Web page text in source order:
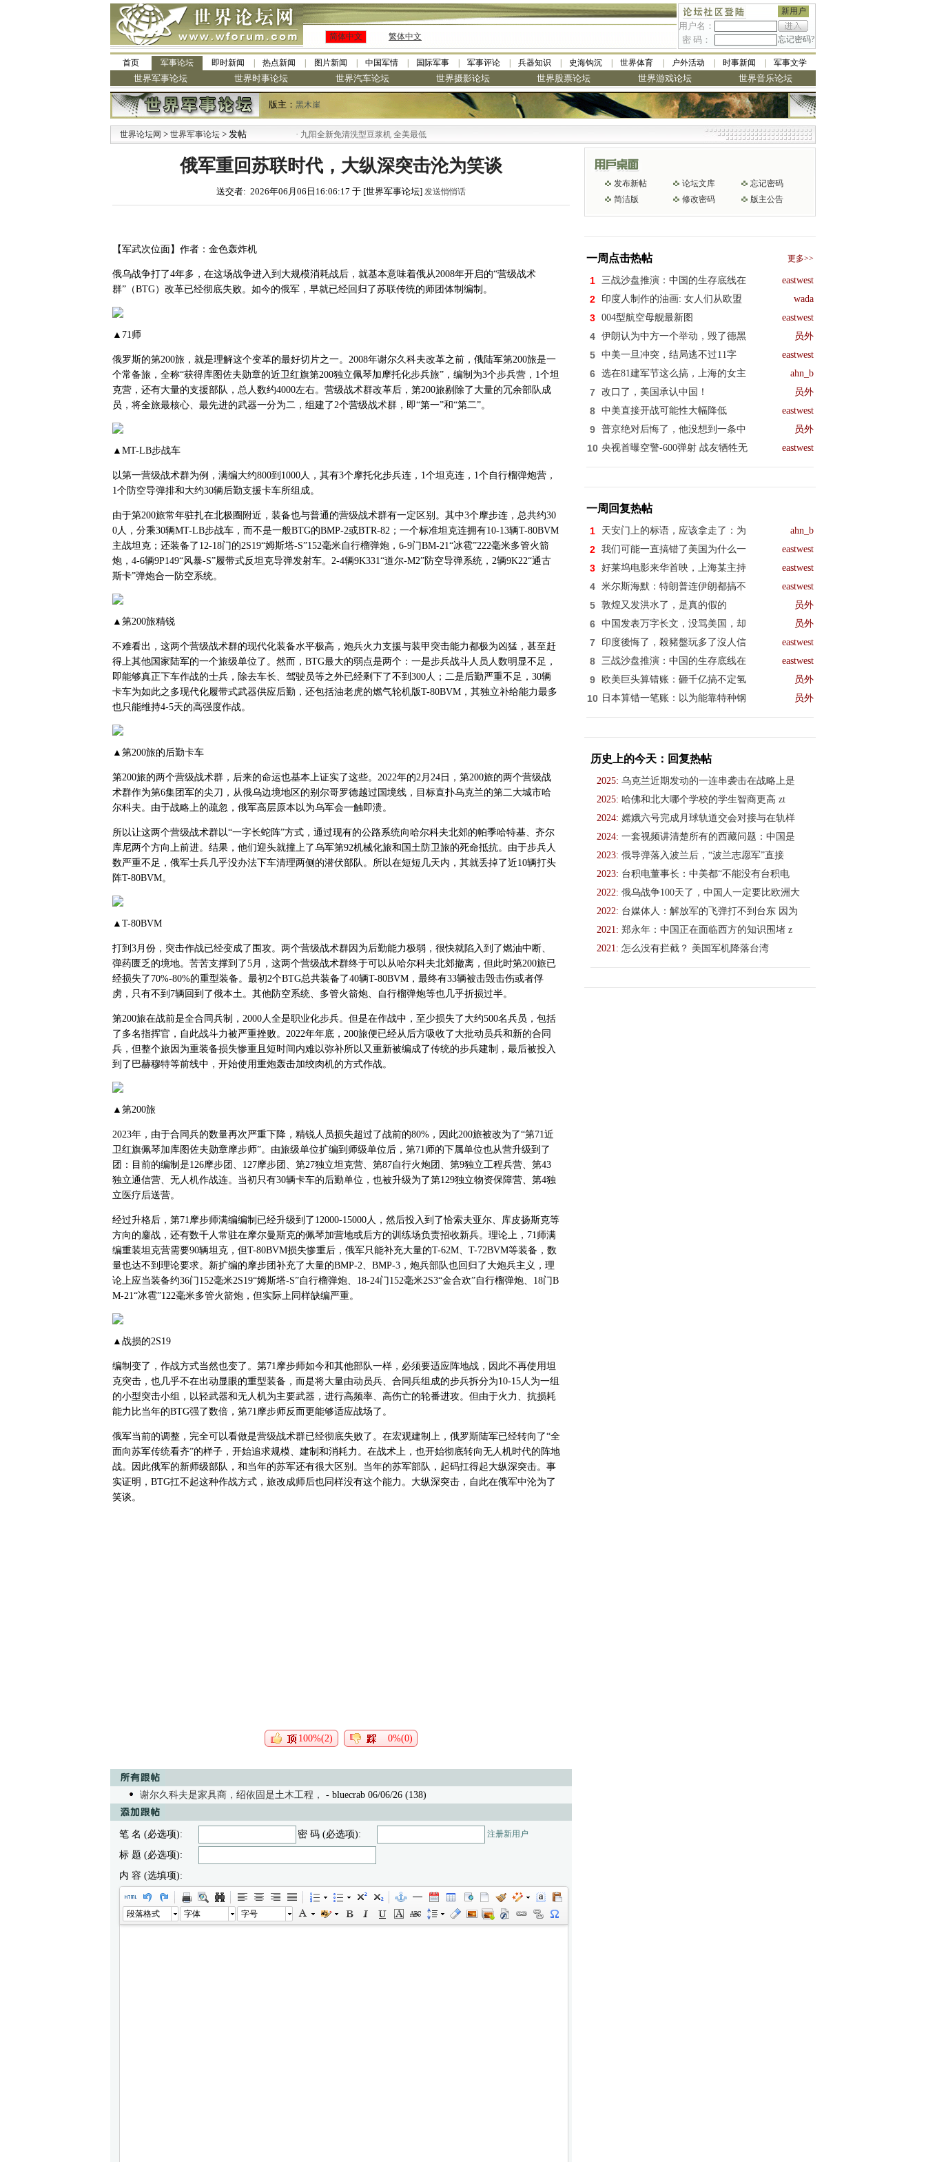
新用户
用户名：
密 码：
忘记密码?
简体中文 繁体中文
首页 军事论坛 即时新闻 热点新闻 图片新闻 中国军情 国际军事 军事评论 兵器知识 史海钩沉 世界体育 户外活动 时事新闻 军事文学
世界军事论坛 世界时事论坛 世界汽车论坛 世界摄影论坛 世界股票论坛 世界游戏论坛 世界音乐论坛
版主： 黑木崖
世界论坛网 > 世界军事论坛 > 发帖 九阳全新免清洗型豆浆机 全美最低
俄军重回苏联时代，大纵深突击沦为笑谈
送交者: 2026年06月06日16:06:17 于 [世界军事论坛] 发送悄悄话
【军武次位面】作者：金色轰炸机
俄乌战争打了4年多，在这场战争进入到大规模消耗战后，就基本意味着俄从2008年开启的“营级战术
群”（BTG）改革已经彻底失败。如今的俄军，早就已经回归了苏联传统的师团体制编制。
▲71师
俄罗斯的第200旅，就是理解这个变革的最好切片之一。2008年谢尔久科夫改革之前，俄陆军第200旅是一
个常备旅，全称“获得库图佐夫勋章的近卫红旗第200独立佩琴加摩托化步兵旅”，编制为3个步兵营，1个坦
克营，还有大量的支援部队，总人数约4000左右。营级战术群改革后，第200旅剔除了大量的冗余部队成
员，将全旅最核心、最先进的武器一分为二，组建了2个营级战术群，即“第一”和“第二”。
▲MT-LB步战车
以第一营级战术群为例，满编大约800到1000人，其有3个摩托化步兵连，1个坦克连，1个自行榴弹炮营，
1个防空导弹排和大约30辆后勤支援卡车所组成。
由于第200旅常年驻扎在北极圈附近，装备也与普通的营级战术群有一定区别。其中3个摩步连，总共约30
0人，分乘30辆MT-LB步战车，而不是一般BTG的BMP-2或BTR-82；一个标准坦克连拥有10-13辆T-80BVM
主战坦克；还装备了12-18门的2S19“姆斯塔-S”152毫米自行榴弹炮，6-9门BM-21“冰雹”222毫米多管火箭
炮，4-6辆9P149“风暴-S”履带式反坦克导弹发射车。2-4辆9K331“道尔-M2”防空导弹系统，2辆9K22“通古
斯卡”弹炮合一防空系统。
▲第200旅精锐
不难看出，这两个营级战术群的现代化装备水平极高，炮兵火力支援与装甲突击能力都极为凶猛，甚至赶
得上其他国家陆军的一个旅级单位了。然而，BTG最大的弱点是两个：一是步兵战斗人员人数明显不足，
即能够真正下车作战的士兵，除去车长、驾驶员等之外已经剩下了不到300人；二是后勤严重不足，30辆
卡车为如此之多现代化履带式武器供应后勤，还包括油老虎的燃气轮机版T-80BVM，其独立补给能力最多
也只能维持4-5天的高强度作战。
▲第200旅的后勤卡车
第200旅的两个营级战术群，后来的命运也基本上证实了这些。2022年的2月24日，第200旅的两个营级战
术群作为第6集团军的尖刀，从俄乌边境地区的别尔哥罗德越过国境线，目标直扑乌克兰的第二大城市哈
尔科夫。由于战略上的疏忽，俄军高层原本以为乌军会一触即溃。
所以让这两个营级战术群以“一字长蛇阵”方式，通过现有的公路系统向哈尔科夫北郊的帕季哈特基、齐尔
库尼两个方向上前进。结果，他们迎头就撞上了乌军第92机械化旅和国土防卫旅的死命抵抗。由于步兵人
数严重不足，俄军士兵几乎没办法下车清理两侧的潜伏部队。所以在短短几天内，其就丢掉了近10辆打头
阵T-80BVM。
▲T-80BVM
打到3月份，突击作战已经变成了围攻。两个营级战术群因为后勤能力极弱，很快就陷入到了燃油中断、
弹药匮乏的境地。苦苦支撑到了5月，这两个营级战术群终于可以从哈尔科夫北郊撤离，但此时第200旅已
经损失了70%-80%的重型装备。最初2个BTG总共装备了40辆T-80BVM，最终有33辆被击毁击伤或者俘
虏，只有不到7辆回到了俄本土。其他防空系统、多管火箭炮、自行榴弹炮等也几乎折损过半。
第200旅在战前是全合同兵制，2000人全是职业化步兵。但是在作战中，至少损失了大约500名兵员，包括
了多名指挥官，自此战斗力被严重挫败。2022年年底，200旅便已经从后方吸收了大批动员兵和新的合同
兵，但整个旅因为重装备损失惨重且短时间内难以弥补所以又重新被编成了传统的步兵建制，最后被投入
到了巴赫穆特等前线中，开始使用重炮轰击加绞肉机的方式作战。
▲第200旅
2023年，由于合同兵的数量再次严重下降，精锐人员损失超过了战前的80%，因此200旅被改为了“第71近
卫红旗佩琴加库图佐夫勋章摩步师”。由旅级单位扩编到师级单位后，第71师的下属单位也从营升级到了
团：目前的编制是126摩步团、127摩步团、第27独立坦克营、第87自行火炮团、第9独立工程兵营、第43
独立通信营、无人机作战连。当初只有30辆卡车的后勤单位，也被升级为了第129独立物资保障营、第4独
立医疗后送营。
经过升格后，第71摩步师满编编制已经升级到了12000-15000人，然后投入到了恰索夫亚尔、库皮扬斯克等
方向的鏖战，还有数千人常驻在摩尔曼斯克的佩琴加营地或后方的训练场负责招收新兵。理论上，71师满
编重装坦克营需要90辆坦克，但T-80BVM损失惨重后，俄军只能补充大量的T-62M、T-72BVM等装备，数
量也达不到理论要求。新扩编的摩步团补充了大量的BMP-2、BMP-3，炮兵部队也回归了大炮兵主义，理
论上应当装备约36门152毫米2S19“姆斯塔-S”自行榴弹炮、18-24门152毫米2S3“金合欢”自行榴弹炮、18门B
M-21“冰雹”122毫米多管火箭炮，但实际上同样缺编严重。
▲战损的2S19
编制变了，作战方式当然也变了。第71摩步师如今和其他部队一样，必须要适应阵地战，因此不再使用坦
克突击，也几乎不在出动显眼的重型装备，而是将大量由动员兵、合同兵组成的步兵拆分为10-15人为一组
的小型突击小组，以轻武器和无人机为主要武器，进行高频率、高伤亡的轮番进攻。但由于火力、抗损耗
能力比当年的BTG强了数倍，第71摩步师反而更能够适应战场了。
俄军当前的调整，完全可以看做是营级战术群已经彻底失败了。在宏观建制上，俄罗斯陆军已经转向了“全
面向苏军传统看齐”的样子，开始追求规模、建制和消耗力。在战术上，也开始彻底转向无人机时代的阵地
战。因此俄军的新师级部队，和当年的苏军还有很大区别。当年的苏军部队，起码扛得起大纵深突击。事
实证明，BTG扛不起这种作战方式，旅改成师后也同样没有这个能力。大纵深突击，自此在俄军中沦为了
笑谈。
100%(2) 0%(0)
谢尔久科夫是家具商，绍依固是土木工程， - bluecrab 06/06/26 (138)
笔 名 (必选项): 密 码 (必选项): 注册新用户
标 题 (必选项):
内 容 (选填项):
段落格式 字体 字号
发布新帖 论坛文库
忘记密码
简洁版
修改密码 版主公告
一周点击热帖 更多>>
1 三战沙盘推演：中国的生存底线在 eastwest
2 印度人制作的油画: 女人们从欧盟 wada
3 004型航空母舰最新图 eastwest
4 伊朗认为中方一个举动，毁了德黑 员外
5 中美一旦冲突，结局逃不过11字 eastwest
6 选在81建军节这么搞，上海的女主 ahn_b
7 改口了，美国承认中国！ 员外
8 中美直接开战可能性大幅降低 eastwest
9 普京绝对后悔了，他没想到一条中 员外
10 央视首曝空警-600弹射 战友牺牲无 eastwest
一周回复热帖
1 天安门上的标语，应该拿走了：为 ahn_b
2 我们可能一直搞错了美国为什么一 eastwest
3 好莱坞电影来华首映，上海某主持 eastwest
4 米尔斯海默：特朗普连伊朗都搞不 eastwest
5 敦煌又发洪水了，是真的假的 员外
6 中国发表万字长文，没骂美国，却 员外
7 印度後悔了，殺豬盤玩多了沒人信 eastwest
8 三战沙盘推演：中国的生存底线在 eastwest
9 欧美巨头算错账：砸千亿搞不定氢 员外
10 日本算错一笔账：以为能靠特种钢 员外
历史上的今天：回复热帖
2025: 乌克兰近期发动的一连串袭击在战略上是
2025: 哈佛和北大哪个学校的学生智商更高 zt
2024: 嫦娥六号完成月球轨道交会对接与在轨样
2024: 一套视频讲清楚所有的西藏问题：中国是
2023: 俄导弹落入波兰后，“波兰志愿军”直接
2023: 台积电董事长：中美都“不能没有台积电
2022: 俄乌战争100天了，中国人一定要比欧洲大
2022: 台媒体人：解放军的飞弹打不到台东 因为
2021: 郑永年：中国正在面临西方的知识围堵 z
2021: 怎么没有拦截？ 美国军机降落台湾